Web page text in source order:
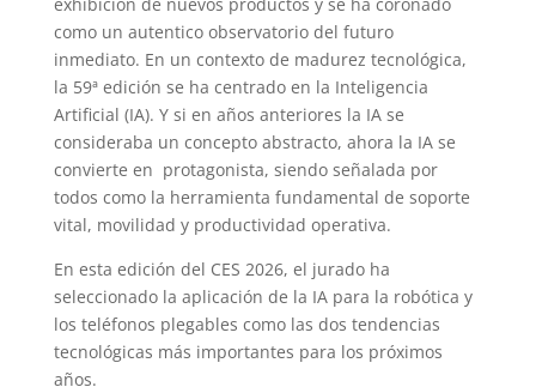
exhibición de nuevos productos y se ha coronado
como un autentico observatorio del futuro
inmediato. En un contexto de madurez tecnológica,
la 59ª edición se ha centrado en la Inteligencia
Artificial (IA). Y si en años anteriores la IA se
consideraba un concepto abstracto, ahora la IA se
convierte en protagonista, siendo señalada por
todos como la herramienta fundamental de soporte
vital, movilidad y productividad operativa.
En esta edición del CES 2026, el jurado ha
seleccionado la aplicación de la IA para la robótica y
los teléfonos plegables como las dos tendencias
tecnológicas más importantes para los próximos
años.